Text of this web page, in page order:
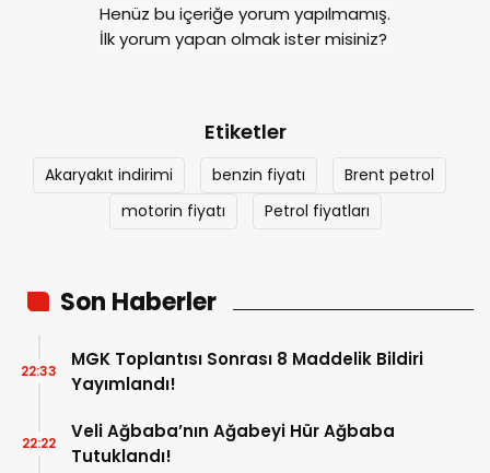
Henüz bu içeriğe yorum yapılmamış.
İlk yorum yapan olmak ister misiniz?
Etiketler
Akaryakıt indirimi benzin fiyatı
Brent petrol
motorin fiyatı
Petrol fiyatları
Son Haberler
MGK Toplantısı Sonrası 8 Maddelik Bildiri
Yayımlandı!
22:33
Veli Ağbaba’nın Ağabeyi Hür Ağbaba
Tutuklandı!
22:22